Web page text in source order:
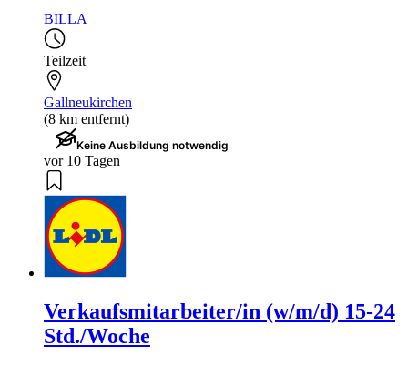
BILLA
Teilzeit
Gallneukirchen
(8 km entfernt)
Keine Ausbildung notwendig
vor 10 Tagen
Verkaufsmitarbeiter/in (w/m/d) 15-24
Std./Woche